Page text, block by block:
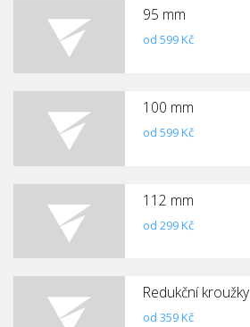
95 mm
od 599 Kč
100 mm
od 599 Kč
112 mm
od 299 Kč
Redukční kroužky
od 359 Kč